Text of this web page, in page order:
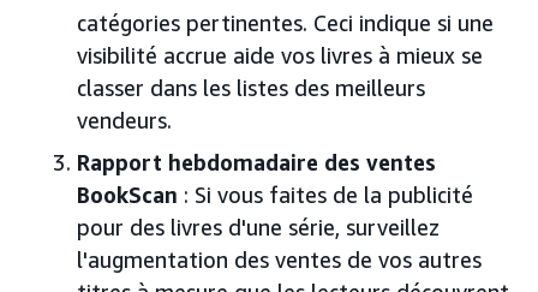
catégories pertinentes. Ceci indique si une
visibilité accrue aide vos livres à mieux se
classer dans les listes des meilleurs
vendeurs.
Rapport hebdomadaire des ventes
BookScan : Si vous faites de la publicité
pour des livres d'une série, surveillez
l'augmentation des ventes de vos autres